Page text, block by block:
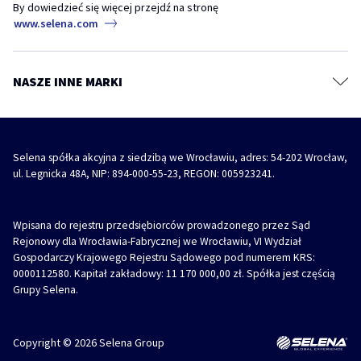
Diizocyjaniany
Farby, grunty i masy szpachlowe
Impregnaty, kity i szpachlówki do drewna
Środki ochronne i czyszczące
piana piana montażowa revo 360
By dowiedzieć się więcej przejdź na stronę
www.selena.com
NASZE INNE MARKI
Selena spółka akcyjna z siedzibą we Wrocławiu, adres: 54-202 Wrocław,
ul. Legnicka 48A, NIP: 894-000-55-23, REGON: 005923241.
Wpisana do rejestru przedsiębiorców prowadzonego przez Sąd
Rejonowy dla Wrocławia-Fabrycznej we Wrocławiu, VI Wydział
Gospodarczy Krajowego Rejestru Sądowego pod numerem KRS:
0000112580. Kapitał zakładowy: 11 170 000,00 zł. Spółka jest częścią
Grupy Selena.
Copyright © 2026 Selena Group